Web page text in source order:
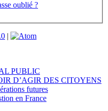
oublié ?
|
PUBLIC
D’AGIR DES CITOYENS
futures
en France